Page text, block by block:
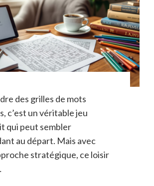
des grilles de mots
c’est un véritable jeu
qui peut sembler
au départ. Mais avec
stratégique, ce loisir